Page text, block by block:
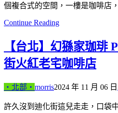
個複合式的空間，一樓是咖啡店
Continue Reading
【台北】幻猻家珈琲
街火紅老宅咖啡店
‧北部‧ morris2024 年 11 月 06 日
許久沒到迪化街這兒走走，口袋